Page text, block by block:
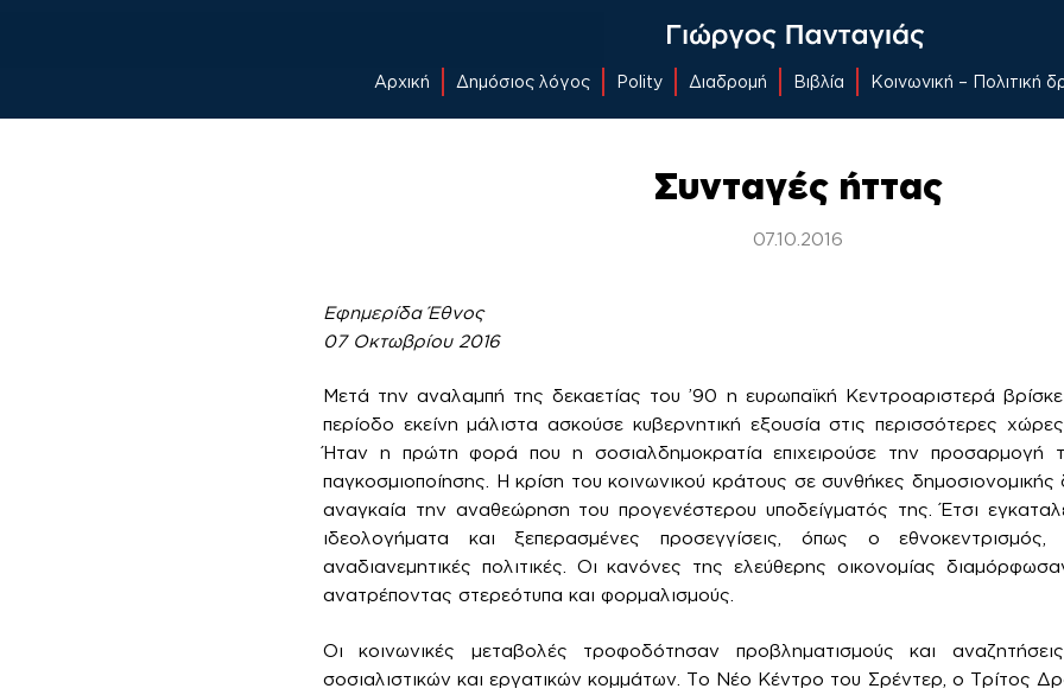
Αρχική Δημόσιος λόγος Polity Διαδρομή Βιβλία Κοινωνική – Πολιτική
Συνταγές ήττας
07.10.2016
Εφημερίδα Έθνος
07 Οκτωβρίου 2016
Μετά την αναλαμπή της δεκαετίας του ’90 η ευρωπαϊκή Κεντροαριστερά
περίοδο εκείνη μάλιστα ασκούσε κυβερνητική εξουσία στις περισσότερες
Ήταν η πρώτη φορά που η σοσιαλδημοκρατία επιχειρούσε την προσαρμογή
παγκοσμιοποίησης. Η κρίση του κοινωνικού κράτους σε συνθήκες δημοσιονομικής
αναγκαία την αναθεώρηση του προγενέστερου υποδείγματός της. Έτσι
ιδεολογήματα και ξεπερασμένες προσεγγίσεις, όπως ο
αναδιανεμητικές πολιτικές. Οι κανόνες της ελεύθερης οικονομίας
ανατρέποντας στερεότυπα και φορμαλισμούς.
Οι κοινωνικές μεταβολές τροφοδότησαν προβληματισμούς και
σοσιαλιστικών και εργατικών κομμάτων. Το Νέο Κέντρο του Σρέντερ, ο Τρίτος